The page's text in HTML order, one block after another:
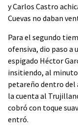
y Carlos Castro
Cuevas no daban
Para el segundo
ofensiva, dio paso a
espigado Héctor
insitiendo, al minuto
petareño dentro del
la cuenta al
cobró con toque
entró.